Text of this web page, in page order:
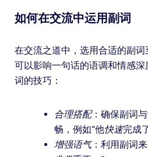
如何在交流中运用副词
在交流之道中，选用合适的副
可以影响一句话的语调和情感
词的技巧：
合理搭配：确保副词
畅，例如“他快速完成
增强语气：利用副词